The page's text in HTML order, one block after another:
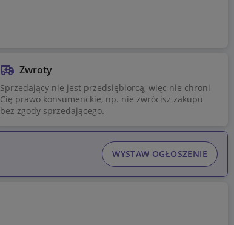
Zwroty
Sprzedający nie jest przedsiębiorcą, więc nie chroni
Cię prawo konsumenckie, np. nie zwrócisz zakupu
bez zgody sprzedającego.
WYSTAW OGŁOSZENIE